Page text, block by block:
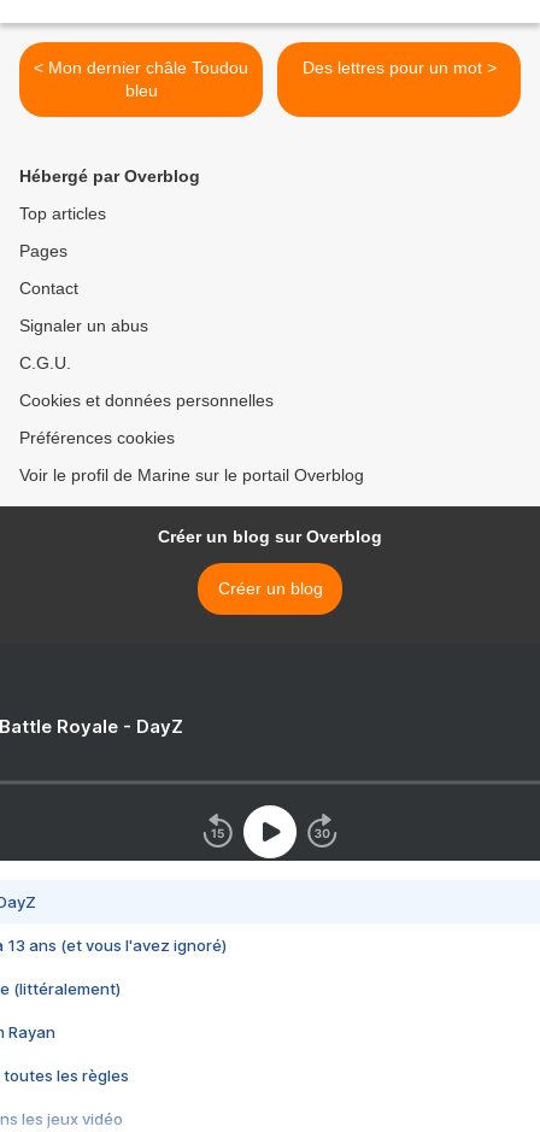
< Mon dernier châle Toudou
bleu
Des lettres pour un mot >
Hébergé par Overblog
Top articles
Pages
Contact
Signaler un abus
C.G.U.
Cookies et données personnelles
Préférences cookies
Voir le profil de Marine sur le portail Overblog
Créer un blog sur Overblog
Créer un blog
Royale - DayZ
13 ans (et vous l'avez ignoré)
(littéralement)
Rayan
toutes les règles
les jeux vidéo